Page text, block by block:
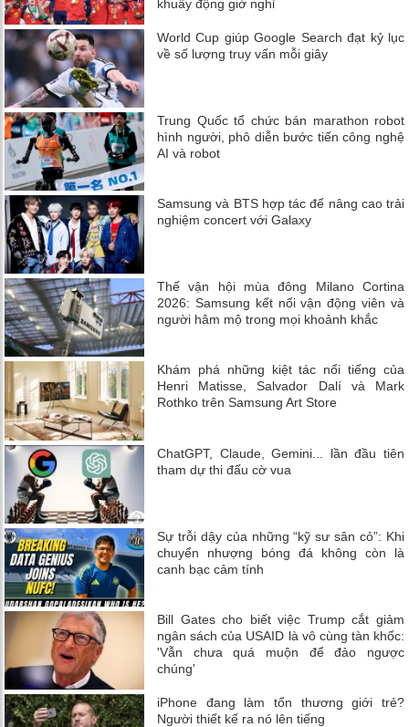
khuấy động giờ nghỉ
World Cup giúp Google Search đạt kỷ lục
về số lượng truy vấn mỗi giây
Trung Quốc tổ chức bán marathon robot
hình người, phô diễn bước tiến công nghệ
AI và robot
Samsung và BTS hợp tác để nâng cao trải
nghiệm concert với Galaxy
Thế vận hội mùa đông Milano Cortina
2026: Samsung kết nối vận động viên và
người hâm mộ trong mọi khoảnh khắc
Khám phá những kiệt tác nổi tiếng của
Henri Matisse, Salvador Dalí và Mark
Rothko trên Samsung Art Store
ChatGPT, Claude, Gemini... lần đầu tiên
tham dự thi đấu cờ vua
Sự trỗi dậy của những “kỹ sư sân cỏ”: Khi
chuyển nhượng bóng đá không còn là
canh bạc cảm tính
Bill Gates cho biết việc Trump cắt giảm
ngân sách của USAID là vô cùng tàn khốc:
'Vẫn chưa quá muộn để đảo ngược
chúng'
iPhone đang làm tổn thương giới trẻ?
Người thiết kế ra nó lên tiếng